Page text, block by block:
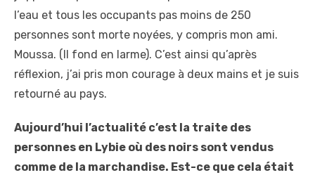
l’eau et tous les occupants pas moins de 250
personnes sont morte noyées, y compris mon ami.
Moussa. (Il fond en larme). C’est ainsi qu’après
réflexion, j’ai pris mon courage à deux mains et je suis
retourné au pays.
Aujourd’hui l’actualité c’est la traite des
personnes en Lybie où des noirs sont vendus
comme de la marchandise. Est-ce que cela était